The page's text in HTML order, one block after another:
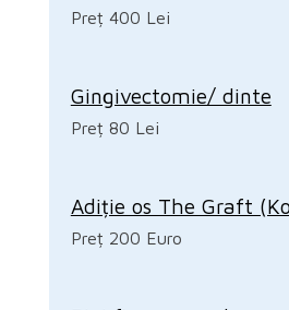
Preț 400 Lei
Gingivectomie/ dinte
Preț 80 Lei
Adiție os The Graft
Preț 200 Euro